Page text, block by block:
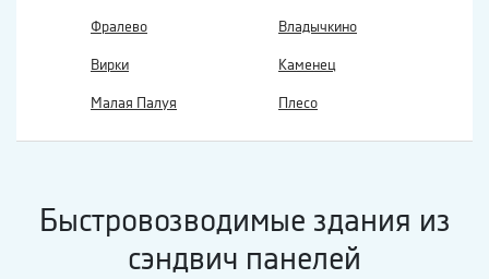
Фралево Владычкино
Вирки Каменец
Малая Палуя Плесо
Быстровозводимые здания из
сэндвич панелей